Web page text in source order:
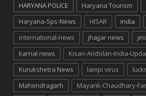
HARYANA POLICE
Haryana Tourism
Haryana-Sps-News
HISAR india
international-news
jhajjar news
karnal news
Kisan-Andolan-India-
Kurukshetra News
lampi virus
Mahendragarh
Mayank-Chaudhary-